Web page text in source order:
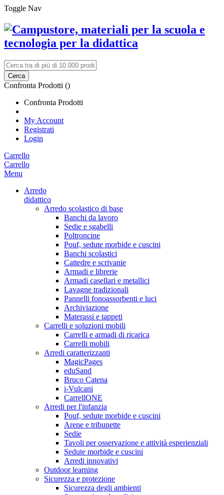
Toggle Nav
Cerca
Confronta Prodotti ()
Confronta Prodotti
My Account
Registrati
Login
Carrello
Carrello
Menu
Arredo
didattico
Arredo scolastico di base
Banchi da lavoro
Sedie e sgabelli
Poltroncine
Pouf, sedute morbide e cuscini
Banchi scolastici
Cattedre e scrivanie
Armadi e librerie
Armadi casellari e metallici
Lavagne tradizionali
Pannelli fonoassorbenti e luci
Archiviazione
Materassi e tappeti
Carrelli e soluzioni mobili
Carrelli e armadi di ricarica
Carrelli mobili
Arredi caratterizzanti
MagicPages
eduSand
Bruco Catena
i-Vulcani
CarrellONE
Arredi per l'infanzia
Pouf, sedute morbide e cuscini
Arene e tribunette
Sedie
Tavoli per osservazione e attività esperienziali
Sedute morbide e cuscini
Arredi innovativi
Outdoor learning
Sicurezza e protezione
Sicurezza degli ambienti